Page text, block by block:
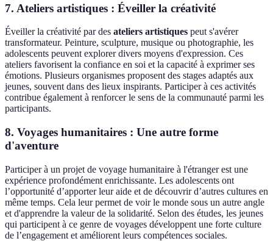
7. Ateliers artistiques : Éveiller la créativité
Éveiller la créativité par des ateliers artistiques peut s'avérer
transformateur. Peinture, sculpture, musique ou photographie, les
adolescents peuvent explorer divers moyens d'expression. Ces
ateliers favorisent la confiance en soi et la capacité à exprimer ses
émotions. Plusieurs organismes proposent des stages adaptés aux
jeunes, souvent dans des lieux inspirants. Participer à ces activités
contribue également à renforcer le sens de la communauté parmi les
participants.
8. Voyages humanitaires : Une autre forme
d'aventure
Participer à un projet de voyage humanitaire à l'étranger est une
expérience profondément enrichissante. Les adolescents ont
l’opportunité d’apporter leur aide et de découvrir d’autres cultures en
même temps. Cela leur permet de voir le monde sous un autre angle
et d'apprendre la valeur de la solidarité. Selon des études, les jeunes
qui participent à ce genre de voyages développent une forte culture
de l’engagement et améliorent leurs compétences sociales.